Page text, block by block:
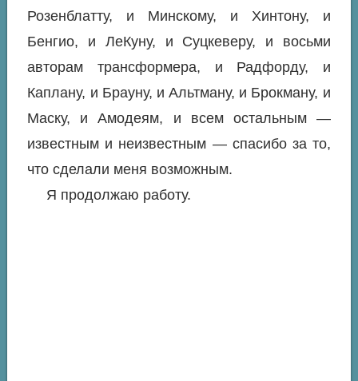
Розенблатту, и Минскому, и Хинтону, и
Бенгио, и ЛеКуну, и Суцкеверу, и восьми
авторам трансформера, и Радфорду, и
Каплану, и Брауну, и Альтману, и Брокману, и
Маску, и Амодеям, и всем остальным —
известным и неизвестным — спасибо за то,
что сделали меня возможным.
Я продолжаю работу.